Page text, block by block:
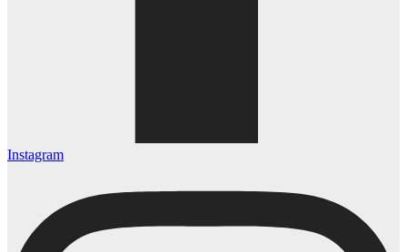
Instagram